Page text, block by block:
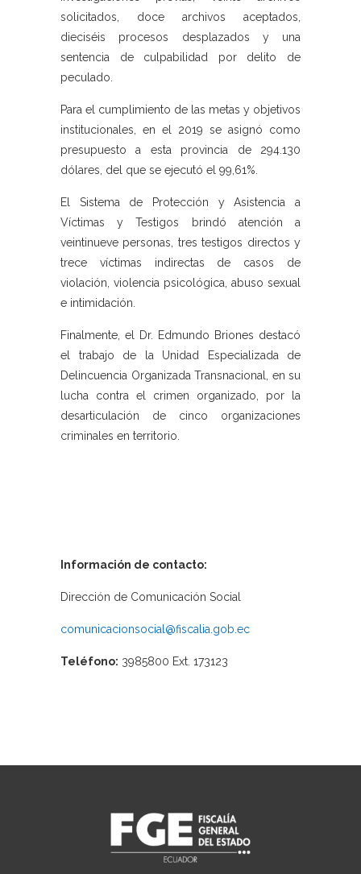
solicitados, doce archivos aceptados,
dieciséis procesos desplazados y una
sentencia de culpabilidad por delito de
peculado.
Para el cumplimiento de las metas y objetivos
institucionales, en el 2019 se asignó como
presupuesto a esta provincia de 294.130
dólares, del que se ejecutó el 99,61%.
El Sistema de Protección y Asistencia a
Víctimas y Testigos brindó atención a
veintinueve personas, tres testigos directos y
trece víctimas indirectas de casos de
violación, violencia psicológica, abuso sexual
e intimidación.
Finalmente, el Dr. Edmundo Briones destacó
el trabajo de la Unidad Especializada de
Delincuencia Organizada Transnacional, en su
lucha contra el crimen organizado, por la
desarticulación de cinco organizaciones
criminales en territorio.
Información de contacto:
Dirección de Comunicación Social
comunicacionsocial@fiscalia.gob.ec
Teléfono: 3985800 Ext. 173123